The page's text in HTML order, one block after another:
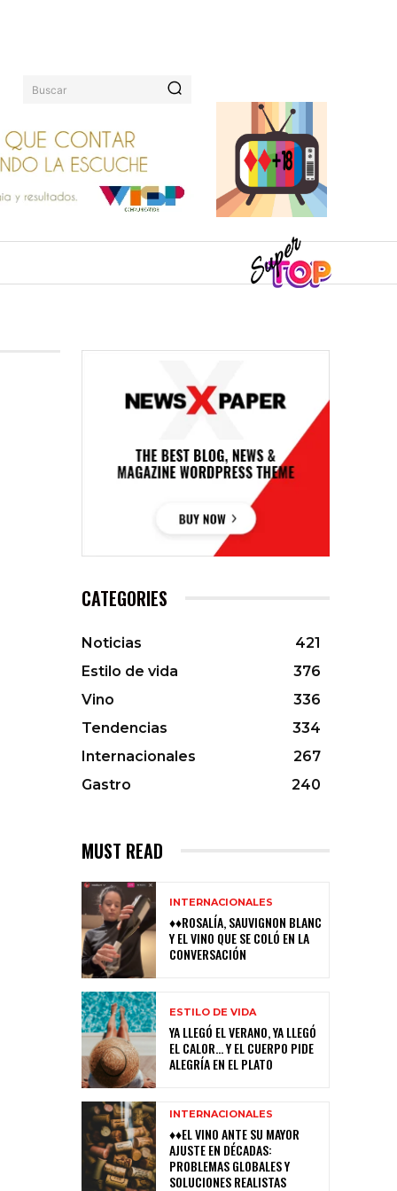
Buscar
CATEGORIES
Noticias
421
Estilo de vida
376
Vino
336
Tendencias
334
Internacionales
267
Gastro
240
MUST READ
INTERNACIONALES
♦♦ROSALÍA, SAUVIGNON BLANC
Y EL VINO QUE SE COLÓ EN LA
CONVERSACIÓN
ESTILO DE VIDA
YA LLEGÓ EL VERANO, YA LLEGÓ
EL CALOR… Y EL CUERPO PIDE
ALEGRÍA EN EL PLATO
INTERNACIONALES
♦♦EL VINO ANTE SU MAYOR
AJUSTE EN DÉCADAS:
PROBLEMAS GLOBALES Y
SOLUCIONES REALISTAS